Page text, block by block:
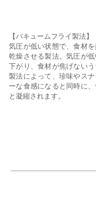
【バキュームフライ製法】
気圧が低い状態で、食材
乾燥させる製法。気圧が
下がり、食材が焦げない
製法によって、珍味やス
ーな食感になると同時に
と凝縮されます。